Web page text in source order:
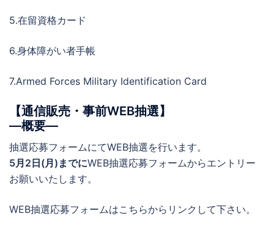
5.在留資格カード
6.身体障がい者手帳
7.Armed Forces Military Identification Card
【通信販売・事前WEB抽選】
―概要―
抽選応募フォームにてWEB抽選を行います。
5月2日(月)までにWEB抽選応募フォームからエントリー
お願いいたします。
WEB抽選応募フォームはこちらからリンクして下さい。